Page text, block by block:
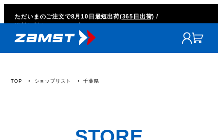
ただいまのご注文で8月10日 最短出荷(365日出荷) /
TOP ショップリスト 千葉県